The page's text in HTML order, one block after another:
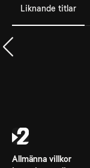
Liknande titlar
Allmänna villkor